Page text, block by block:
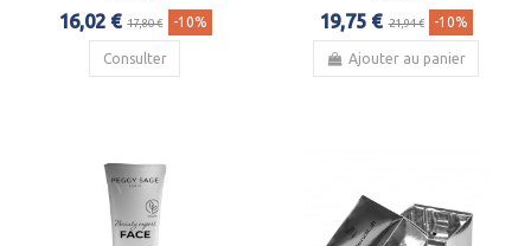
16,02 € 17,80 € -10%
Consulter
19,75 € 21,94 € -10%
Ajouter au panier